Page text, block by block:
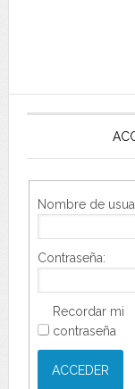
Nombre de
Contraseña:
Recordar mi
contraseña
ACCEDER